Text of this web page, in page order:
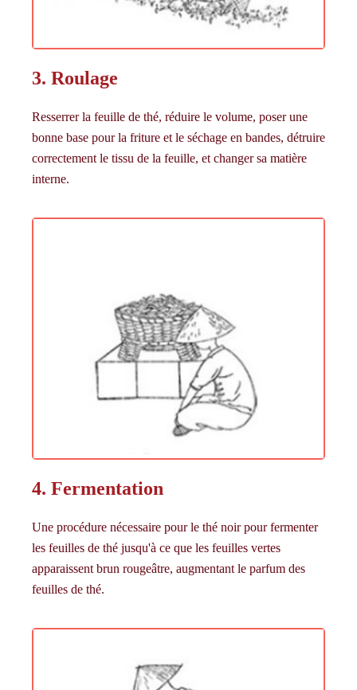
3. Roulage
Resserrer la feuille de thé, réduire le volume, poser une
bonne base pour la friture et le séchage en bandes, détruire
correctement le tissu de la feuille, et changer sa matière
interne.
4. Fermentation
Une procédure nécessaire pour le thé noir pour fermenter
les feuilles de thé jusqu'à ce que les feuilles vertes
apparaissent brun rougeâtre, augmentant le parfum des
feuilles de thé.